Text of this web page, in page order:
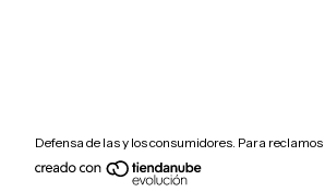
Defensa de las y los consumidores. Para reclamos